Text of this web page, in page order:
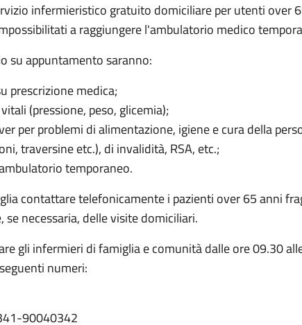
infermieristico gratuito domiciliare per utenti over
a raggiungere l'ambulatorio medico
su appuntamento saranno:
prescrizione medica;
(pressione, peso, glicemia);
per problemi di alimentazione, igiene e cura della
traversine etc.), di invalidità, RSA, etc.;
temporaneo.
contattare telefonicamente i pazienti over 65 anni
necessaria, delle visite domiciliari.
gli infermieri di famiglia e comunità dalle ore 09.30
numeri:
90040342